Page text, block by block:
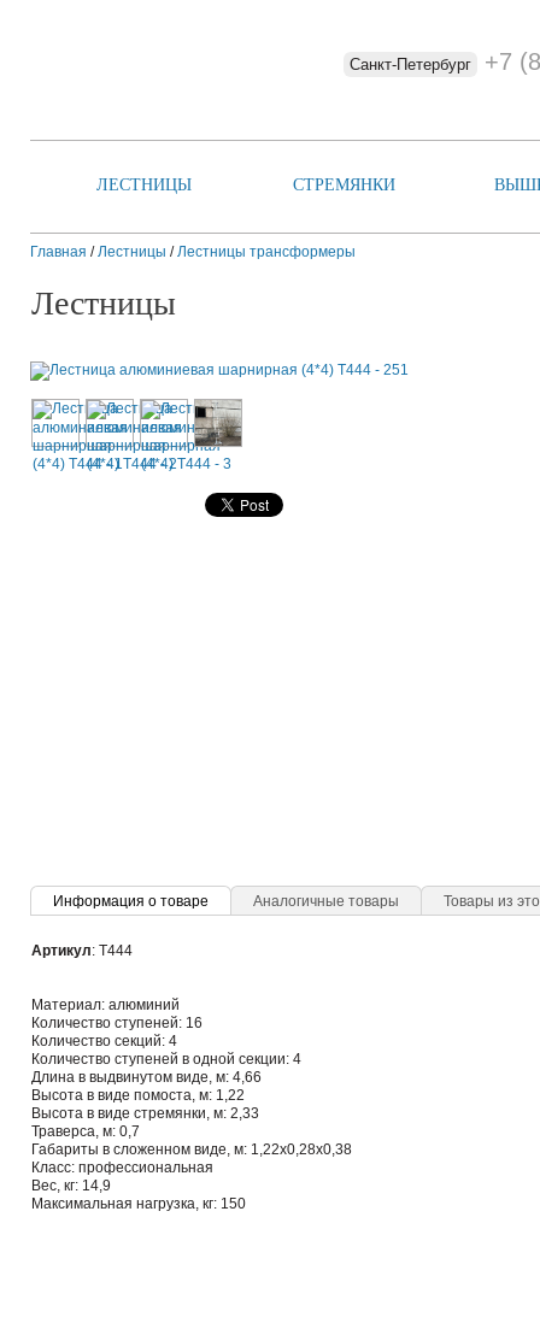
Санкт-Петербург +7
ЛЕСТНИЦЫ СТРЕМЯНКИ
Главная /Лестницы /Лестницы трансформеры
Лестницы
Информация о товаре Аналогичные товары Товары из
Артикул: Т444
Материал: алюминий
Количество ступеней: 16
Количество секций: 4
Количество ступеней в одной секции: 4
Длина в выдвинутом виде, м: 4,66
Высота в виде помоста, м: 1,22
Высота в виде стремянки, м: 2,33
Траверса, м: 0,7
Габариты в сложенном виде, м: 1,22х0,28х0,38
Класс: профессиональная
Вес, кг: 14,9
Максимальная нагрузка, кг: 150